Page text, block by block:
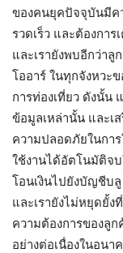
ของคนยุคปัจจุบันมีค
รวดเร็ว และต้องกา
และเรายังพบอีกว่าลู
โออาร์ ในทุกจังหวะ
การท่องเที่ยว ดังนั้น
ข้อมูลเหล่านั้น และเ
ความปลอดภัยในกา
ใช้งานได้อัตโนมัติจ
โอนเงินไปยังบัญชีบ
และเรายังไม่หยุดยั้
ความต้องการของลู
อย่างต่อเนื่องในอนา